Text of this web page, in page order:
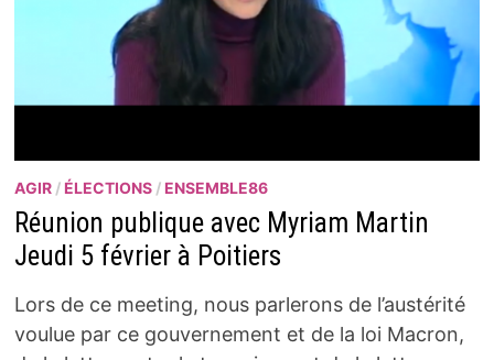
AGIR/ ÉLECTIONS/ ENSEMBLE86
Réunion publique avec Myriam Martin
Jeudi 5 février à Poitiers
Lors de ce meeting, nous parlerons de l’austérité
voulue par ce gouvernement et de la loi Macron,